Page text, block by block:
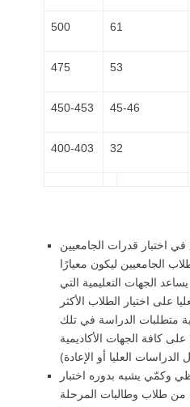
500 61
475 53
450-453 45-46
400-403 32
في اختبار قدرات الجامعيين
الجامعيين ليكون معيارًا
الجهات التعليمية التي
على اختيار الطلاب الأكثر
متطلبات الدراسة في تلك
كافة الجهات الأكاديمية
وكمّي يشبه بدوره اختبار
من طلاب وطالبات المرحلة